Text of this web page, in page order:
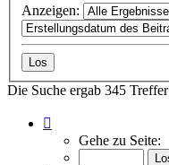
Anzeigen:
Die Suche ergab 345 Treffer
von
Gehe zu Seite: